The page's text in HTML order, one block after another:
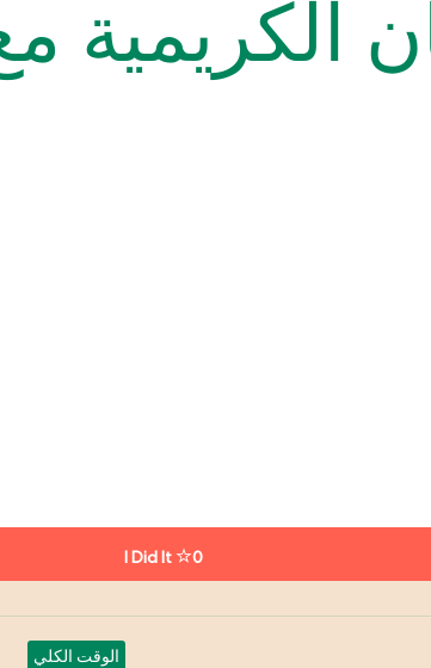
الكريمية
I Did It 0
الوقت الكلي